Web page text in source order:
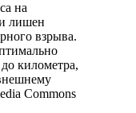
на
лишен
взрыва.
километра,
Commons